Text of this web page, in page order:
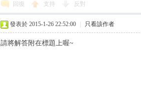
回復 支持 反對
發表於 2015-1-26 22:52:00 只看該作者
請將解答附在標題上喔~